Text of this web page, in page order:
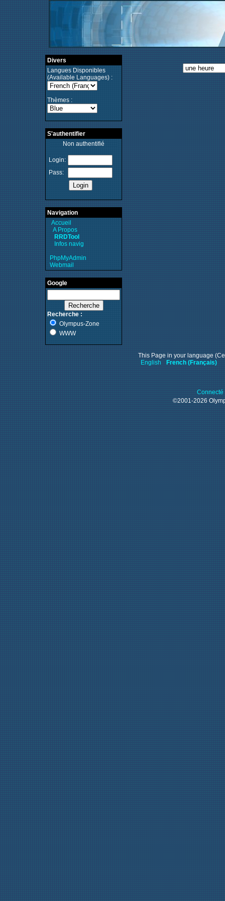
Divers
Langues Disponibles
(Available Languages) :
Thèmes :
S'authentifier
Non authentifié
Login:
Pass:
Navigation
Accueil
A Propos
RRDTool
Infos navig
PhpMyAdmin
Webmail
Google
Recherche :
Olympus-Zone
WWW
This Page in your language
English
French (Français)
©2001-2026